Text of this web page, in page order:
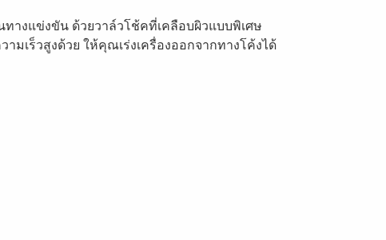
างแข่งขัน ด้วยวาล์วโช้คที่เคลือบผิวแบบพิเศษ
มเร็วสูงด้วย ให้คุณเร่งเครื่องออกจากทางโค้งได้